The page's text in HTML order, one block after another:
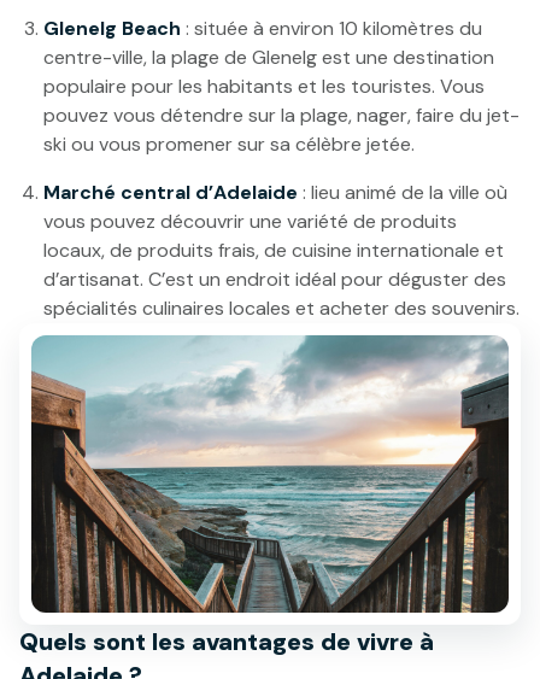
Glenelg Beach : située à environ 10 kilomètres du
centre-ville, la plage de Glenelg est une destination
populaire pour les habitants et les touristes. Vous
pouvez vous détendre sur la plage, nager, faire du jet-
ski ou vous promener sur sa célèbre jetée.
Marché central d’Adelaide : lieu animé de la ville où
vous pouvez découvrir une variété de produits
locaux, de produits frais, de cuisine internationale et
d’artisanat. C’est un endroit idéal pour déguster des
spécialités culinaires locales et acheter des souvenirs.
Quels sont les avantages de vivre à